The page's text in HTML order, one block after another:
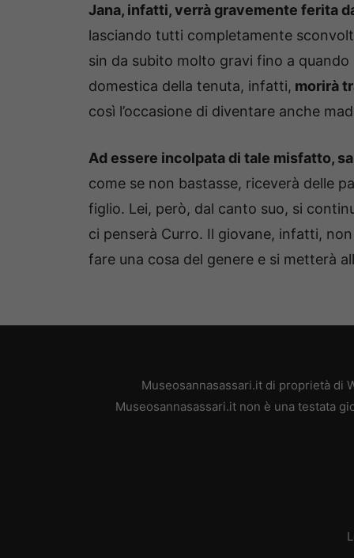
Jana, infatti, verrà gravemente ferita
lasciando tutti completamente
sin da subito molto gravi fino a
domestica della tenuta, infatti, morirà
così l’occasione di diventare anche
Ad essere incolpata di tale misfatto,
come se non bastasse, riceverà delle
figlio. Lei, però, dal canto suo, si
ci penserà Curro. Il giovane, infatti,
fare una cosa del genere e si metterà
Museosannasassari.it di proprietà di
Museosannasassari.it non è una testata